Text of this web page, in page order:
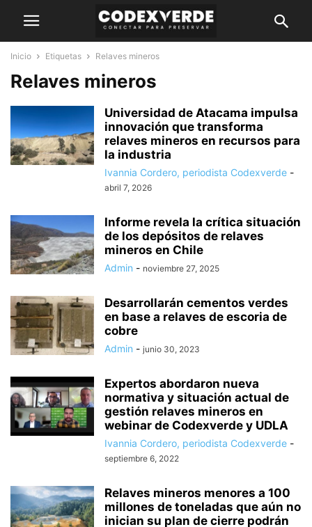
Inicio Etiquetas Relaves mineros
Relaves mineros
Universidad de Atacama impulsa
innovación que transforma
relaves mineros en recursos para
la industria
Ivannia Cordero, periodista Codexverde -
abril 7, 2026
Informe revela la crítica situación
de los depósitos de relaves
mineros en Chile
Admin - noviembre 27, 2025
Desarrollarán cementos verdes
en base a relaves de escoria de
cobre
Admin - junio 30, 2023
Expertos abordaron nueva
normativa y situación actual de
gestión relaves mineros en
webinar de Codexverde y UDLA
Ivannia Cordero, periodista Codexverde -
septiembre 6, 2022
Relaves mineros menores a 100
millones de toneladas que aún no
inician su plan de cierre podrán